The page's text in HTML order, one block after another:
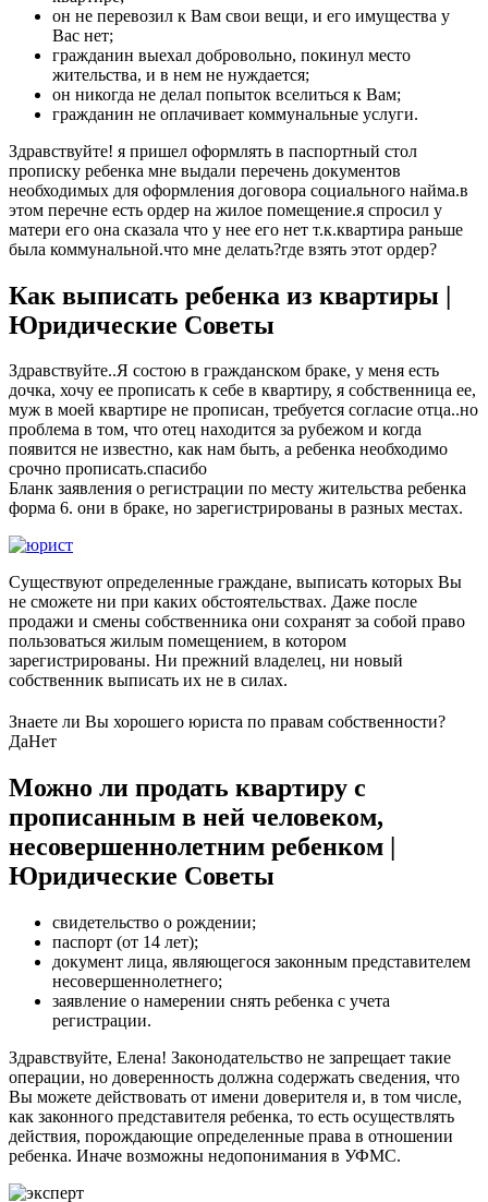
он не перевозил к Вам свои вещи, и его имущества у
Вас нет;
гражданин выехал добровольно, покинул место
жительства, и в нем не нуждается;
он никогда не делал попыток вселиться к Вам;
гражданин не оплачивает коммунальные услуги.
Здравствуйте! я пришел оформлять в паспортный стол
прописку ребенка мне выдали перечень документов
необходимых для оформления договора социального найма.в
этом перечне есть ордер на жилое помещение.я спросил у
матери его она сказала что у нее его нет т.к.квартира раньше
была коммунальной.что мне делать?где взять этот ордер?
Как выписать ребенка из квартиры |
Юридические Советы
Здравствуйте..Я состою в гражданском браке, у меня есть
дочка, хочу ее прописать к себе в квартиру, я собственница ее,
муж в моей квартире не прописан, требуется согласие отца..но
проблема в том, что отец находится за рубежом и когда
появится не известно, как нам быть, а ребенка необходимо
срочно прописать.спасибо
Бланк заявления о регистрации по месту жительства ребенка
форма 6. они в браке, но зарегистрированы в разных местах.
Существуют определенные граждане, выписать которых Вы
не сможете ни при каких обстоятельствах. Даже после
продажи и смены собственника они сохранят за собой право
пользоваться жилым помещением, в котором
зарегистрированы. Ни прежний владелец, ни новый
собственник выписать их не в силах.
Знаете ли Вы хорошего юриста по правам собственности?
ДаНет
Можно ли продать квартиру с
прописанным в ней человеком,
несовершеннолетним ребенком |
Юридические Советы
свидетельство о рождении;
паспорт (от 14 лет);
документ лица, являющегося законным представителем
несовершеннолетнего;
заявление о намерении снять ребенка с учета
регистрации.
Здравствуйте, Елена! Законодательство не запрещает такие
операции, но доверенность должна содержать сведения, что
Вы можете действовать от имени доверителя и, в том числе,
как законного представителя ребенка, то есть осуществлять
действия, порождающие определенные права в отношении
ребенка. Иначе возможны недопонимания в УФМС.